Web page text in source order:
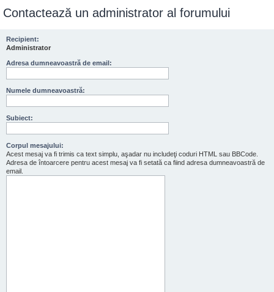
Contactează un administrator al forumului
Recipient:
Administrator
Adresa dumneavoastră de email:
Numele dumneavoastră:
Subiect:
Corpul mesajului:
Acest mesaj va fi trimis ca text simplu, aşadar nu includeţi coduri HTML sau BBCode.
Adresa de întoarcere pentru acest mesaj va fi setată ca fiind adresa dumneavoastră de
email.